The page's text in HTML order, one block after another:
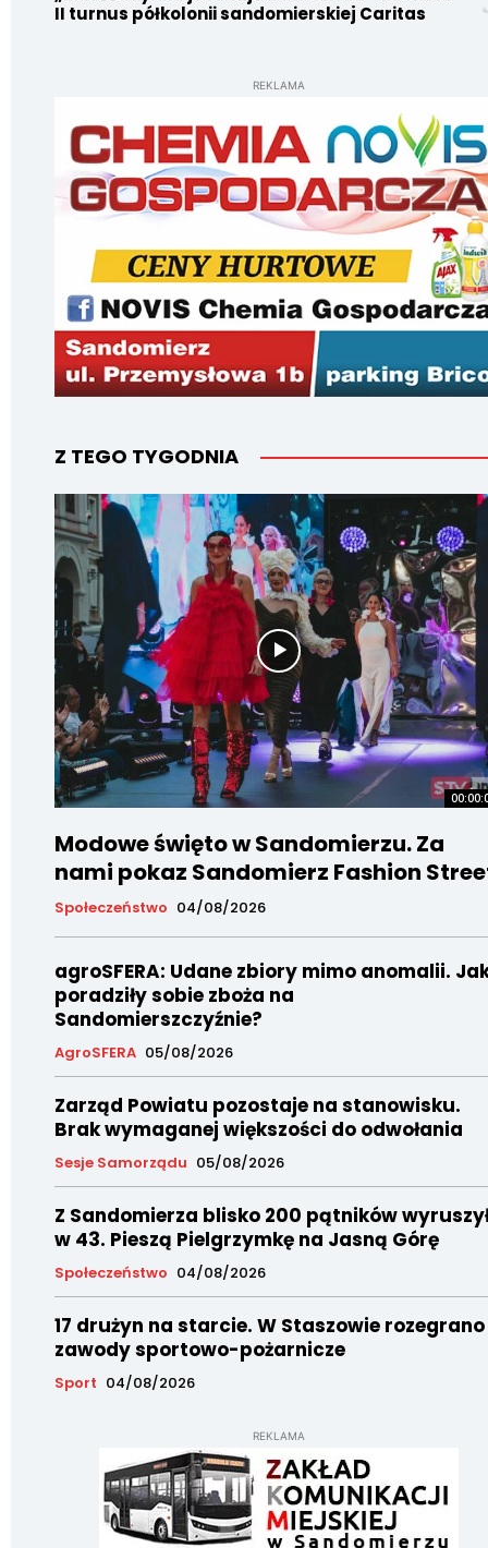
II turnus półkolonii sandomierskiej Caritas
REKLAMA
Z TEGO TYGODNIA
Modowe święto w Sandomierzu. Za
nami pokaz Sandomierz Fashion
Społeczeństwo 04/08/2026
agroSFERA: Udane zbiory mimo anomalii.
poradziły sobie zboża na
Sandomierszczyźnie?
AgroSFERA 05/08/2026
Zarząd Powiatu pozostaje na stanowisku.
Brak wymaganej większości do odwołania
Sesje Samorządu 05/08/2026
Z Sandomierza blisko 200 pątników
w 43. Pieszą Pielgrzymkę na Jasną Górę
Społeczeństwo 04/08/2026
17 drużyn na starcie. W Staszowie rozegrano
zawody sportowo-pożarnicze
Sport 04/08/2026
REKLAMA